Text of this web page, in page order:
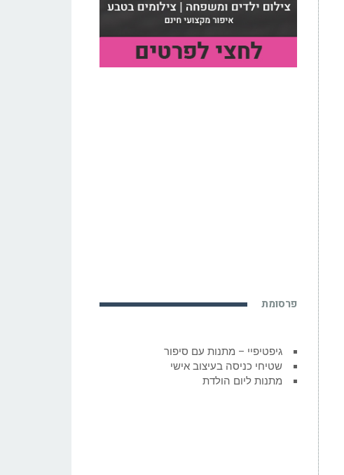
פרסומת
גיפטיפיי – מתנות עם סיפור
שטיחי כניסה בעיצוב אישי
מתנות ליום הולדת